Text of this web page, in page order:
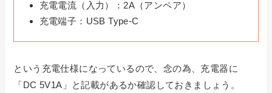
充電電流（入力）：2A（アンペア）
充電端子：USB Type-C
という充電仕様になっているので、念の為、充電器に
「DC 5V1A」と記載があるか確認しておきましょう。